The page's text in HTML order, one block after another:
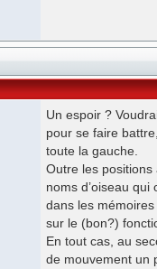
Un espoir ?
pour se faire
toute la gauche.
Outre les
noms d’oiseau
dans les
sur le (bon?)
En tout cas, au
de mouvement un